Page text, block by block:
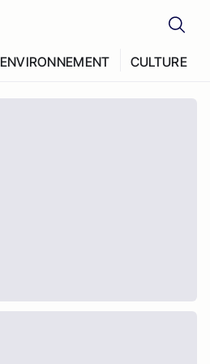
ENVIRONNEMENT CULTURE